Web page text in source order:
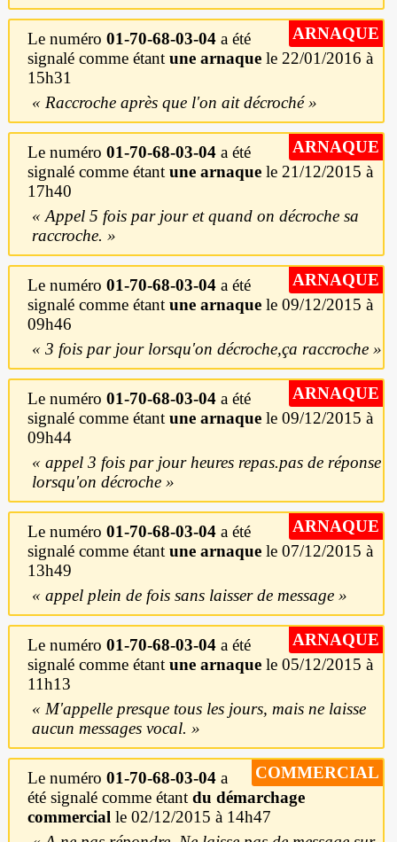
ARNAQUE
Le numéro 01-70-68-03-04a été
signalé comme étant une arnaquele 22/01/2016 à
15h31
Raccroche après que l'on ait décroché
ARNAQUE
Le numéro 01-70-68-03-04a été
signalé comme étant une arnaquele 21/12/2015 à
17h40
Appel 5 fois par jour et quand on décroche sa
raccroche.
ARNAQUE
Le numéro 01-70-68-03-04a été
signalé comme étant une arnaquele 09/12/2015 à
09h46
3 fois par jour lorsqu'on décroche,ça raccroche
ARNAQUE
Le numéro 01-70-68-03-04a été
signalé comme étant une arnaquele 09/12/2015 à
09h44
appel 3 fois par jour heures repas.pas de réponse
lorsqu'on décroche
ARNAQUE
Le numéro 01-70-68-03-04a été
signalé comme étant une arnaquele 07/12/2015 à
13h49
appel plein de fois sans laisser de message
ARNAQUE
Le numéro 01-70-68-03-04a été
signalé comme étant une arnaquele 05/12/2015 à
11h13
M'appelle presque tous les jours, mais ne laisse
aucun messages vocal.
COMMERCIAL
Le numéro 01-70-68-03-04a
été signalé comme étant du démarchage
commercial le 02/12/2015 à 14h47